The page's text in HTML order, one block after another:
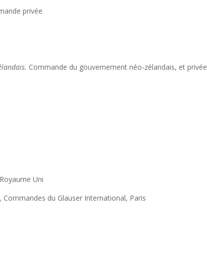
privée
Commande du gouvernement néo-zélandais, et privée
Uni
Commandes du Glauser International, Paris